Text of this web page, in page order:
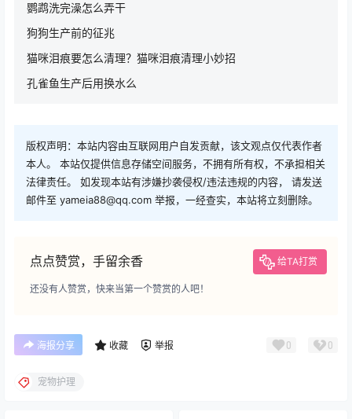
鹦鹉洗完澡怎么弄干
狗狗生产前的征兆
猫咪泪痕要怎么清理？猫咪泪痕清理小妙招
孔雀鱼生产后用换水么
版权声明：本站内容由互联网用户自发贡献，该文观点仅代表作者
本人。 本站仅提供信息存储空间服务，不拥有所有权，不承担相关
法律责任。 如发现本站有涉嫌抄袭侵权/违法违规的内容， 请发送
邮件至 yameia88@qq.com 举报，一经查实，本站将立刻删除。
点点赞赏，手留余香 给TA打赏
还没有人赞赏，快来当第一个赞赏的人吧！
海报分享 收藏 举报 0 0
宠物护理